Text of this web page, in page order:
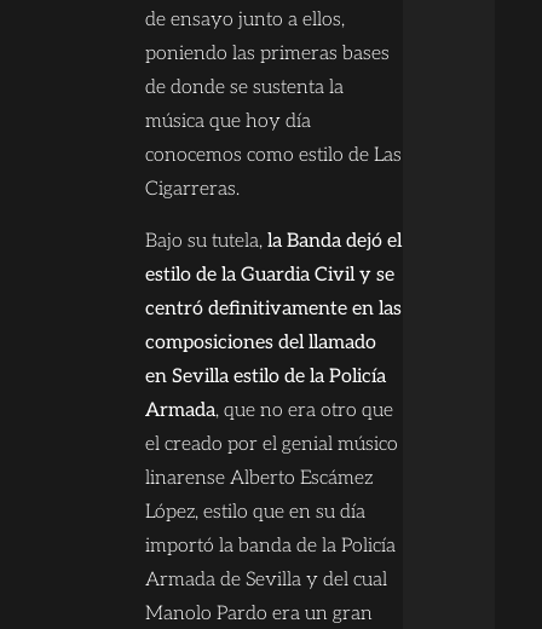
de ensayo junto a ellos,
poniendo las primeras bases
de donde se sustenta la
música que hoy día
conocemos como estilo de Las
Cigarreras.
Bajo su tutela,la Banda dejó el
estilo de la Guardia Civil y se
centró definitivamente en las
composiciones del llamado
en Sevilla estilo de la Policía
Armada, que no era otro que
el creado por el genial músico
linarense Alberto Escámez
López, estilo que en su día
importó la banda de la Policía
Armada de Sevilla y del cual
Manolo Pardo era un gran